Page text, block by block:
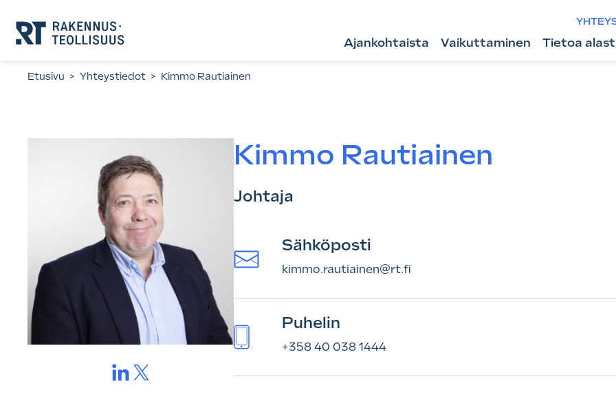
suoraan
sisältöön.
Ajankohtaista Vaikuttaminen Tietoa
Etusivu > Yhteystiedot > Kimmo Rautiainen
Kimmo Rautiainen
Johtaja
Sähköposti
kimmo.rautiainen@rt.fi
Puhelin
+358 40 038 1444
LInkedIn.
X-